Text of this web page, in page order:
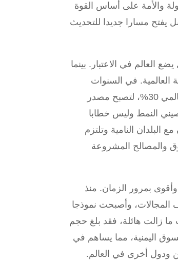
والأمة على أساس القوة
يفتح مسارا جديدا للتحديث
العالم في الاعتبار. بينما
العالمية. في السنوات
العشر الماضية، بلغ متوسط معدل النمو الاقتصادي للصين 6.6% وتجاوز متوسط معدل مساهمتها في النمو الاقتصادي العالمي 30%، لتصبح مصدر
النمط وليس خطابا
البلدان النامية وتلتزم
والمصالح المشروعة
بمرور الزمان. منذ
المجالات، وأصبحت نموذجا
ما زالت هائلة، فقد بلغ حجم
السعر في السوق اليمنية، مما يساهم في
ودول أخرى في العالم.